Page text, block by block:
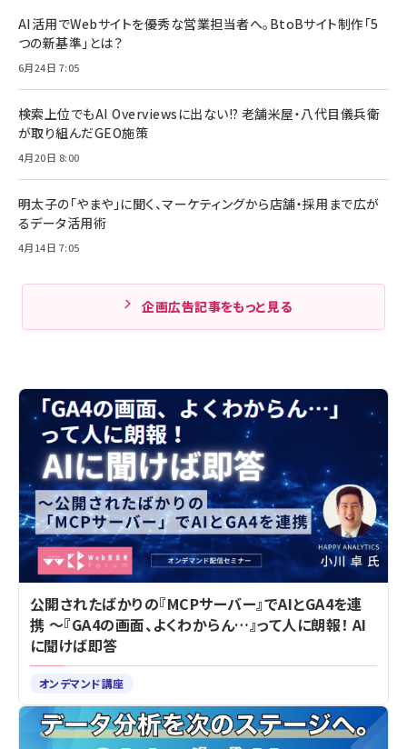
AI活用でWebサイトを優秀な営業担当者へ。BtoBサイト制作「5
つの新基準」とは？
6月24日 7:05
検索上位でもAI Overviewsに出ない!? 老舗米屋・八代目儀兵衛
が取り組んだGEO施策
4月20日 8:00
明太子の「やまや」に聞く、マーケティングから店舗・採用まで広が
るデータ活用術
4月14日 7:05
企画広告記事をもっと見る
公開されたばかりの『MCPサーバー』でAIとGA4を連
携 ～『GA4の画面、よくわからん…』って人に朗報！ AI
に聞けば即答
オンデマンド講座